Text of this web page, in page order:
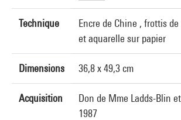
Technique
Encre de Chine , frottis
et aquarelle sur papier
Dimensions 36,8 x 49,3 cm
Acquisition
Don de Mme Ladds-Blin
1987